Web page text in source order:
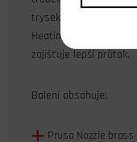
trysek je mnohem
Heating Technology),
zajišťuje lepší průtok.
Balení obsahuje:
Prusa Nozzle brass